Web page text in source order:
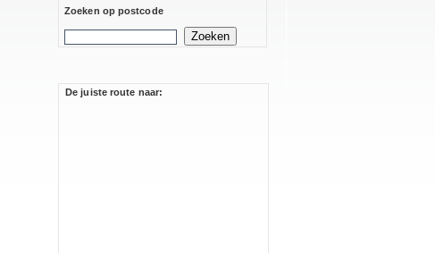
Zoeken op postcode
De juiste route naar: